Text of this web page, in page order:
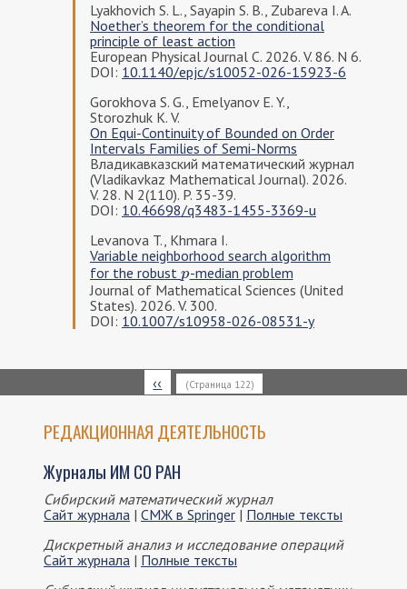
Lyakhovich S. L., Sayapin S. B., Zubareva I. A.
Noether’s theorem for the conditional
principle of least action
European Physical Journal C. 2026. V. 86. N 6.
DOI: 10.1140/epjc/s10052-026-15923-6
Gorokhova S. G., Emelyanov E. Y.,
Storozhuk K. V.
On Equi-Continuity of Bounded on Order
Intervals Families of Semi-Norms
Владикавказский математический журнал
(Vladikavkaz Mathematical Journal). 2026.
V. 28. N 2(110). P. 35-39.
DOI: 10.46698/q3483-1455-3369-u
Levanova T., Khmara I.
Variable neighborhood search algorithm
for the robust p
p-median problem
Journal of Mathematical Sciences (United
States). 2026. V. 300.
DOI: 10.1007/s10958-026-08531-y
страниц
Предыдущая
страница
‹‹ (Страница 122)
РЕДАКЦИОННАЯ ДЕЯТЕЛЬНОСТЬ
Журналы ИМ СО РАН
Сибирский математический журнал
Сайт журнала | СМЖ в Springer | Полные тексты
Дискретный анализ и исследование операций
Сайт журнала | Полные тексты